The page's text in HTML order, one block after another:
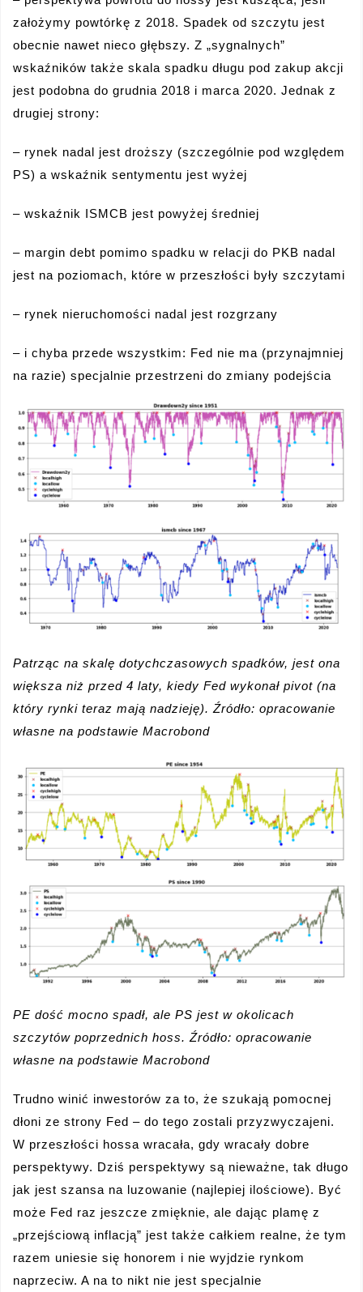
założymy powtórkę z 2018. Spadek od szczytu jest
obecnie nawet nieco głębszy. Z „sygnalnych”
wskaźników także skala spadku długu pod zakup akcji
jest podobna do grudnia 2018 i marca 2020. Jednak z
drugiej strony:
– rynek nadal jest droższy (szczególnie pod względem
PS) a wskaźnik sentymentu jest wyżej
– wskaźnik ISMCB jest powyżej średniej
– margin debt pomimo spadku w relacji do PKB nadal
jest na poziomach, które w przeszłości były szczytami
– rynek nieruchomości nadal jest rozgrzany
– i chyba przede wszystkim: Fed nie ma (przynajmniej
na razie) specjalnie przestrzeni do zmiany podejścia
Patrząc na skalę dotychczasowych spadków, jest ona
większa niż przed 4 laty, kiedy Fed wykonał pivot (na
który rynki teraz mają nadzieję). Źródło: opracowanie
własne na podstawie Macrobond
PE dość mocno spadł, ale PS jest w okolicach
szczytów poprzednich hoss. Źródło: opracowanie
własne na podstawie Macrobond
Trudno winić inwestorów za to, że szukają pomocnej
dłoni ze strony Fed – do tego zostali przyzwyczajeni.
W przeszłości hossa wracała, gdy wracały dobre
perspektywy. Dziś perspektywy są nieważne, tak długo
jak jest szansa na luzowanie (najlepiej ilościowe). Być
może Fed raz jeszcze zmięknie, ale dając plamę z
„przejściową inflacją” jest także całkiem realne, że tym
razem uniesie się honorem i nie wyjdzie rynkom
naprzeciw. A na to nikt nie jest specjalnie